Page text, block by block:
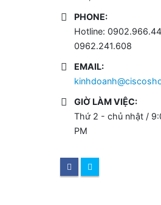
PHONE:
Hotline:
0962.241.608
EMAIL:
GIỜ LÀM VIỆC:
Thứ 2 - chủ nhật /
PM